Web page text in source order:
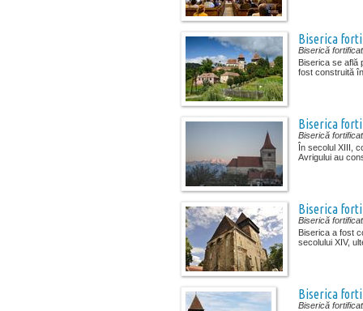
Biserica
Biserică
Biserica se află
fost construită
Biserica
Biserică
În secolul XIII,
Avrigului au
Biserica
Biserică
Biserica a fost
secolului XIV,
Biserica
Biserică